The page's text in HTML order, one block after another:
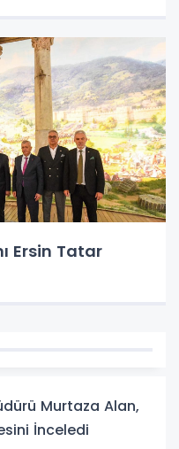
Ersin Tatar
Murtaza Alan,
İnceledi